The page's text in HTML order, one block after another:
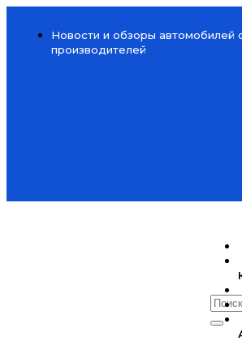
Новости и обзоры автомобилей
производителей